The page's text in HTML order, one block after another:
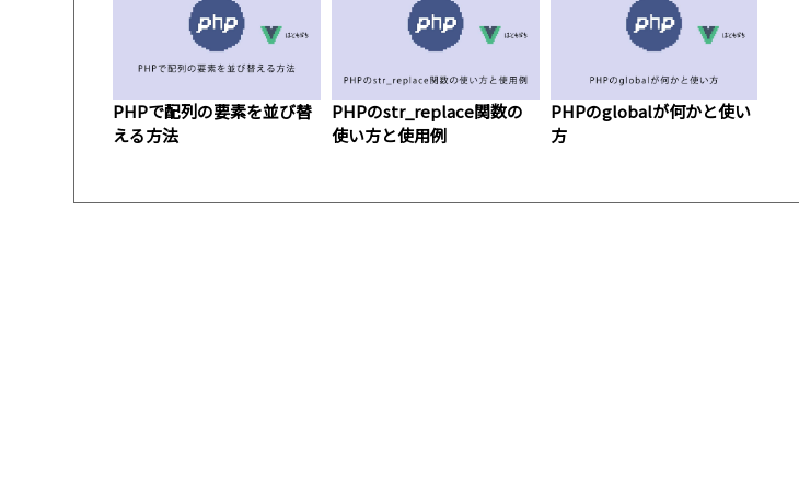
PHPで配列の要素を並び替
える方法
PHPのstr_replace関数の
使い方と使用例
PHPのglobalが何かと使い
方